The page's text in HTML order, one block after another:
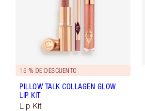
15 % DE DESCUENTO
PILLOW TALK COLLAGEN GLOW
LIP KIT
Lip Kit